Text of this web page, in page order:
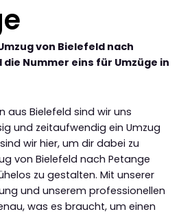
von Bielefeld nach
die Nummer eins für Umzüge in
aus Bielefeld sind wir uns
und zeitaufwendig ein Umzug
wir hier, um dir dabei zu
von Bielefeld nach Petange
zu gestalten. Mit unserer
und unserem professionellen
was es braucht, um einen